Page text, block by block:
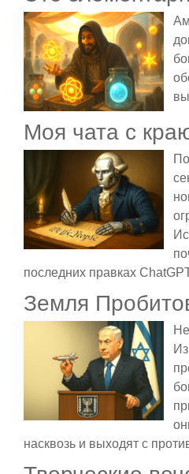
Моя чата с
последних правках
Земля
насквозь и выходят с